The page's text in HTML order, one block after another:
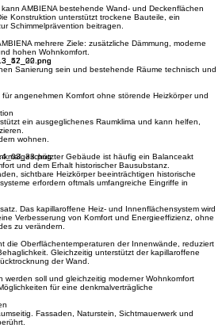
AMBIENA bestehende Wand- und Deckenflächen
Konstruktion unterstützt trockene Bauteile, ein
mehrere Ziele: zusätzliche Dämmung, moderne
hohen Wohnkomfort.
Sanierung sein und bestehende Räume technisch und
angenehmen Komfort ohne störende Heizkörper und
ein ausgeglichenes Raumklima und kann helfen,
wohnen.
Gebäude ist häufig ein Balanceakt
und dem Erhalt historischer Bausubstanz.
sichtbare Heizkörper beeinträchtigen historische
erfordern oftmals umfangreiche Eingriffe in
Das kapillaroffene Heiz- und Innenflächensystem wird
Verbesserung von Komfort und Energieeffizienz, ohne
die Oberflächentemperaturen der Innenwände, reduziert
Gleichzeitig unterstützt der kapillaroffene
soll und gleichzeitig moderner Wohnkomfort
für eine denkmalverträgliche
Fassaden, Naturstein, Sichtmauerwerk und